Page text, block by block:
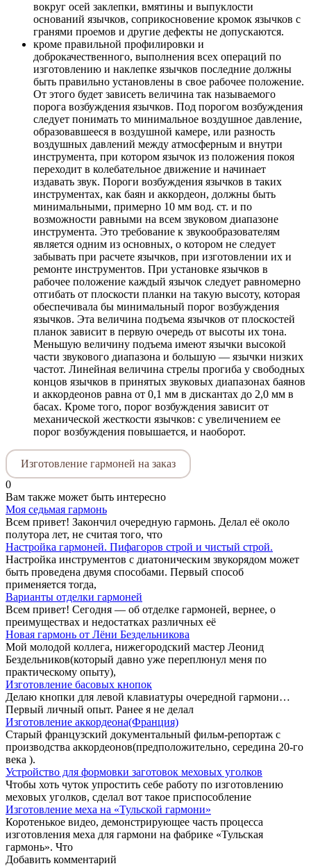
вокруг осей заклепки, вмятины и выпуклости
оснований язычков, соприкосновение кромок язычков с
гранями проемов и другие дефекты не допускаются.
кроме правильной профилировки и
доброкачественного, выполнения всех операций по
изготовлению и наклепке язычков последние должны
быть правильно установлены в свое рабочее положение.
От этого будет зависеть величина так называемого
порога возбуждения язычков. Под порогом возбуждения
следует понимать то минимальное воздушное давление,
образовавшееся в воздушной камере, или разность
воздушных давлений между атмосферным и внутри
инструмента, при котором язычок из положения покоя
переходит в колебательное движение и начинает
издавать звук. Пороги возбуждения язычков в таких
инструментах, как баян и аккордеон, должны быть
минимальными, примерно 10 мм вод. ст. и по
возможности равными на всем звуковом диапазоне
инструмента. Это требование к звукообразователям
является одним из основных, о котором не следует
забывать при расчете язычков, при изготовлении их и
ремонте инструментов. При установке язычков в
рабочее положение каждый язычок следует равномерно
отгибать от плоскости планки на такую высоту, которая
обеспечивала бы минимальный порог возбуждения
язычков. Эта величина подъема язычков от плоскостей
планок зависит в первую очередь от высоты их тона.
Меньшую величину подъема имеют язычки высокой
части звукового диапазона и большую — язычки низких
частот. Линейная величина стрелы прогиба y свободных
концов язычков в принятых звуковых диапазонах баянов
и аккордеонов равна от 0,1 мм в дискантах до 2,0 мм в
басах. Кроме того, порог возбуждения зависит от
механической жесткости язычков: с увеличением ее
порог возбуждения повышается, и наоборот.
Изготовление гармоней на заказ
0
Вам также может быть интересно
Моя седьмая гармонь
Всем привет! Закончил очередную гармонь. Делал её около
полутора лет, не считая того, что
Настройка гармоней. Пифагоров строй и чистый строй.
Настройка инструментов с диатоническим звукорядом может
быть проведена двумя способами. Первый способ
применяется тогда,
Варианты отделки гармоней
Всем привет! Сегодня — об отделке гармоней, вернее, о
преимуществах и недостатках различных её
Новая гармонь от Лёни Бездельникова
Мой молодой коллега, нижегородский мастер Леонид
Бездельников(который давно уже переплюнул меня по
практическому опыту),
Изготовление басовых кнопок
Делаю кнопки для левой клавиатуры очередной гармони…
Первый личный опыт. Ранее я не делал
Изготовление аккордеона(Франция)
Старый французский документальный фильм-репортаж с
производства аккордеонов(предположительно, середина 20-го
века ).
Устройство для формовки заготовок меховых уголков
Чтобы хоть чуток упростить себе работу по изготовлению
меховых уголков, сделал вот такое приспособление
Изготовление меха на «Тульской гармони»
Коротенькое видео, демонстрирующее часть процесса
изготовления меха для гармони на фабрике «Тульская
гармонь». Что
Добавить комментарий